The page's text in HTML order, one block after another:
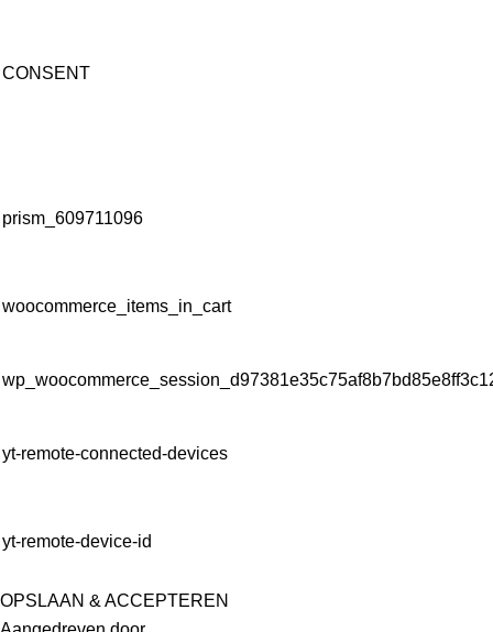
CONSENT
prism_609711096
woocommerce_items_in_cart
yt-remote-connected-devices
yt-remote-device-id
OPSLAAN & ACCEPTEREN